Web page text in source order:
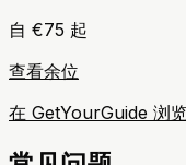
自 €75 起
查看余位
在 GetYourGuide 浏